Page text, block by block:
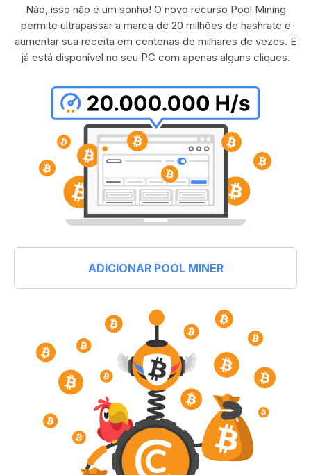
Não, isso não é um sonho! O novo recurso Pool Mining
permite ultrapassar a marca de 20 milhões de hashrate e
aumentar sua receita em centenas de milhares de vezes. E
já está disponível no seu PC com apenas alguns cliques.
ADICIONAR POOL MINER